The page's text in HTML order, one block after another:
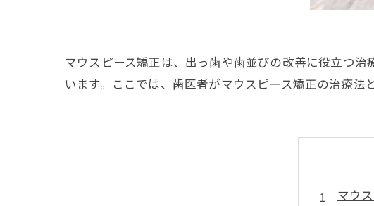
マウスピース矯正は、出っ歯や歯並びの改善に役立つ
います。ここでは、歯医者がマウスピース矯正の治療法
マウ